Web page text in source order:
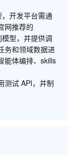
开发平台需通
网推荐的
型，并提供调
务和领域数据进
能体编排、skills
测试 API，并制